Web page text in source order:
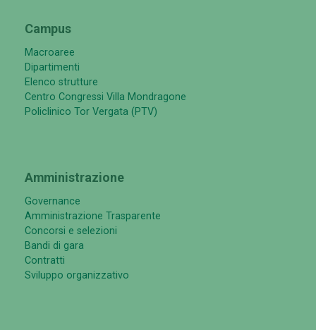
Campus
Macroaree
Dipartimenti
Elenco strutture
Centro Congressi Villa Mondragone
Policlinico Tor Vergata (PTV)
Amministrazione
Governance
Amministrazione Trasparente
Concorsi e selezioni
Bandi di gara
Contratti
Sviluppo organizzativo